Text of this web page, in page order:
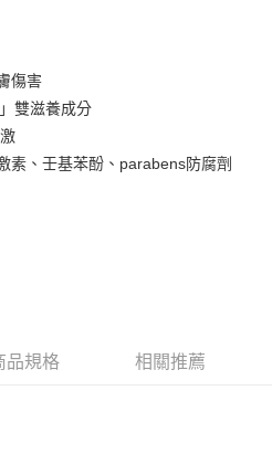
不含預購商品］
傷害
雙滋養成分
素、壬基苯酚、parabens防腐劑
品規格 相關推薦